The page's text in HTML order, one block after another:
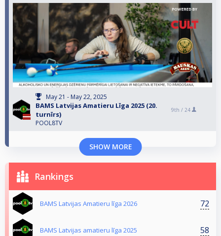
May 21 - May 22, 2025
BAMS Latvijas Amatieru Līga 2025 (20.
turnīrs)
POOL8TV
9th / 24
SHOW MORE
Rankings
BAMS Latvijas Amatieru līga 2026 72
BAMS Latvijas amatieru līga 2025 58